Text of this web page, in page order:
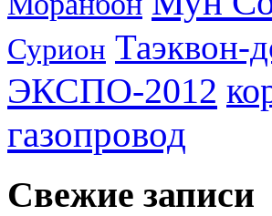
Сурион Таэквон-
ЭКСПО-2012
газопровод
Свежие записи